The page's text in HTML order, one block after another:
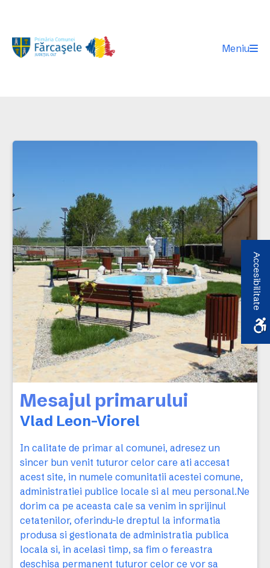
Meniu
Mesajul primarului
Vlad Leon-Viorel
In calitate de primar al comunei, adresez un
sincer bun venit tuturor celor care ati accesat
acest site, in numele comunitatii acestei comune,
administratiei publice locale si al meu personal.Ne
dorim ca pe aceasta cale sa venim in sprijinul
cetatenilor, oferindu-le dreptul la informatia
produsa si gestionata de administratia publica
locala si, in acelasi timp, sa fim o fereastra
deschisa permanent tuturor celor ce vor sa
Accesibilitate